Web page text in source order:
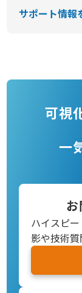
サポート情報
可視
一
ハイスピ
影や技術質